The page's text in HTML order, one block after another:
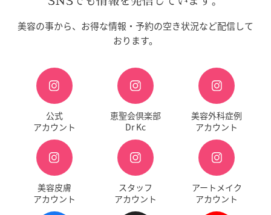
美容の事から、お得な情報・予約の空き状況など配信して
おります。
公式
アカウント
恵聖会倶楽部
Dr Kc
美容外科症例
アカウント
美容皮膚
アカウント
スタッフ
アカウント
アートメイク
アカウント